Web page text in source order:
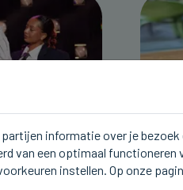
informatie over je
van een optimaal functioneren
instellen. Op onze